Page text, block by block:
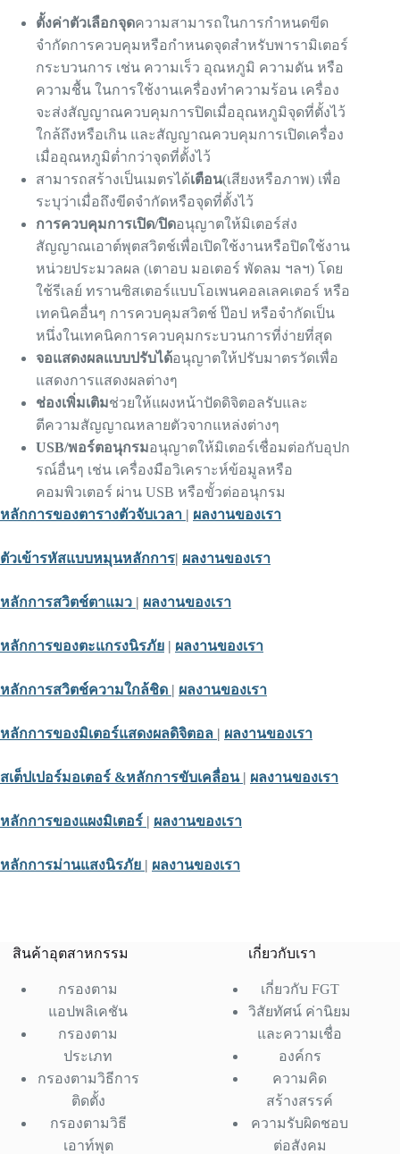
ตั้งค่าตัวเลือกจุดความสามารถในการกำหนดขีด
จำกัดการควบคุมหรือกำหนดจุดสำหรับพารามิเตอร์
กระบวนการ เช่น ความเร็ว อุณหภูมิ ความดัน หรือ
ความชื้น ในการใช้งานเครื่องทำความร้อน เครื่อง
จะส่งสัญญาณควบคุมการปิดเมื่ออุณหภูมิจุดที่ตั้งไว้
ใกล้ถึงหรือเกิน และสัญญาณควบคุมการเปิดเครื่อง
เมื่ออุณหภูมิต่ำกว่าจุดที่ตั้งไว้
สามารถสร้างเป็นเมตรได้เตือน(เสียงหรือภาพ) เพื่อ
ระบุว่าเมื่อถึงขีดจำกัดหรือจุดที่ตั้งไว้
การควบคุมการเปิด/ปิดอนุญาตให้มิเตอร์ส่ง
สัญญาณเอาต์พุตสวิตช์เพื่อเปิดใช้งานหรือปิดใช้งาน
หน่วยประมวลผล (เตาอบ มอเตอร์ พัดลม ฯลฯ) โดย
ใช้รีเลย์ ทรานซิสเตอร์แบบโอเพนคอลเลคเตอร์ หรือ
เทคนิคอื่นๆ การควบคุมสวิตช์ ป๊อป หรือจำกัดเป็น
หนึ่งในเทคนิคการควบคุมกระบวนการที่ง่ายที่สุด
จอแสดงผลแบบปรับได้อนุญาตให้ปรับมาตรวัดเพื่อ
แสดงการแสดงผลต่างๆ
ช่องเพิ่มเติมช่วยให้แผงหน้าปัดดิจิตอลรับและ
ตีความสัญญาณหลายตัวจากแหล่งต่างๆ
USB/พอร์ตอนุกรมอนุญาตให้มิเตอร์เชื่อมต่อกับอุปก
รณ์อื่นๆ เช่น เครื่องมือวิเคราะห์ข้อมูลหรือ
คอมพิวเตอร์ ผ่าน USB หรือขั้วต่ออนุกรม
หลักการของตารางตัวจับเวลา | ผลงานของเรา
ตัวเข้ารหัสแบบหมุนหลักการ| ผลงานของเรา
หลักการสวิตช์ตาแมว | ผลงานของเรา
หลักการของตะแกรงนิรภัย | ผลงานของเรา
หลักการสวิตช์ความใกล้ชิด | ผลงานของเรา
หลักการของมิเตอร์แสดงผลดิจิตอล | ผลงานของเรา
สเต็ปเปอร์มอเตอร์ &หลักการขับเคลื่อน | ผลงานของเรา
หลักการของแผงมิเตอร์ | ผลงานของเรา
หลักการม่านแสงนิรภัย | ผลงานของเรา
สินค้าอุตสาหกรรม
กรองตาม
แอปพลิเคชัน
กรองตาม
ประเภท
กรองตามวิธีการ
ติดตั้ง
กรองตามวิธี
เอาท์พุต
เกี่ยวกับเรา
เกี่ยวกับ FGT
วิสัยทัศน์ ค่านิยม
และความเชื่อ
องค์กร
ความคิด
สร้างสรรค์
ความรับผิดชอบ
ต่อสังคม